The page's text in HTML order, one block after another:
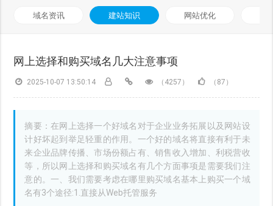
域名资讯 建站知识 网站优化
网上选择和购买域名几大注意事项
2025-10-07 13:50:14 （4257） （87）
摘要：在网上选择一个好域名对于企业业务拓展以及网站设
计好坏起到举足轻重的作用。一个好的域名将直接有利于未
来企业品牌传播、市场份额占有、销售收入增加、利税营收
等，所以网上选择和购买域名有几个方面事项是需要我们注
意的。一、我们需要考虑在哪里购买域名基本上购买一个域
名有3个途径:1.直接从Web托管服务